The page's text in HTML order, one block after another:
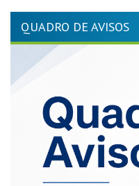
QUADRO DE AVISOS